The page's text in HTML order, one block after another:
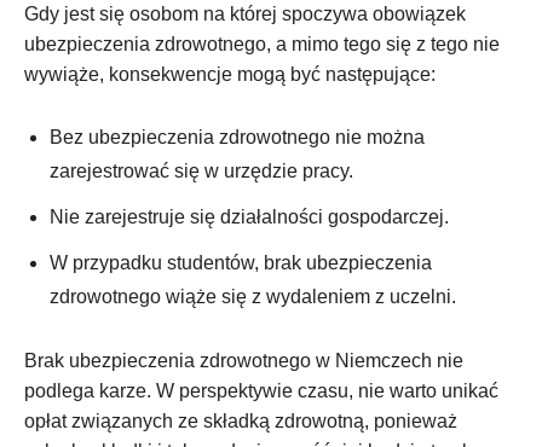
Gdy jest się osobom na której spoczywa obowiązek
ubezpieczenia zdrowotnego, a mimo tego się z tego nie
wywiąże, konsekwencje mogą być następujące:
Bez ubezpieczenia zdrowotnego nie można
zarejestrować się w urzędzie pracy.
Nie zarejestruje się działalności gospodarczej.
W przypadku studentów, brak ubezpieczenia
zdrowotnego wiąże się z wydaleniem z uczelni.
Brak ubezpieczenia zdrowotnego w Niemczech nie
podlega karze. W perspektywie czasu, nie warto unikać
opłat związanych ze składką zdrowotną, ponieważ